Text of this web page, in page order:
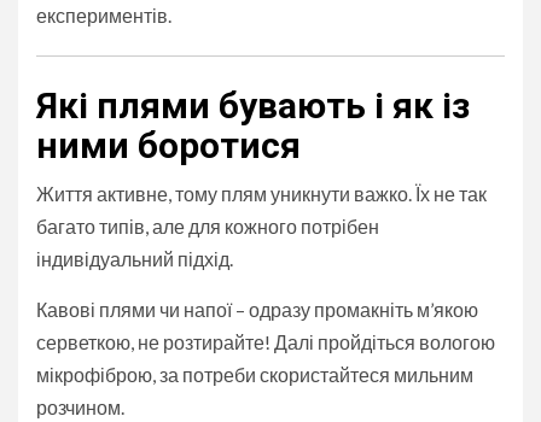
експериментів.
Які плями бувають і як із
ними боротися
Життя активне, тому плям уникнути важко. Їх не так
багато типів, але для кожного потрібен
індивідуальний підхід.
Кавові плями чи напої – одразу промакніть м’якою
серветкою, не розтирайте! Далі пройдіться вологою
мікрофіброю, за потреби скористайтеся мильним
розчином.